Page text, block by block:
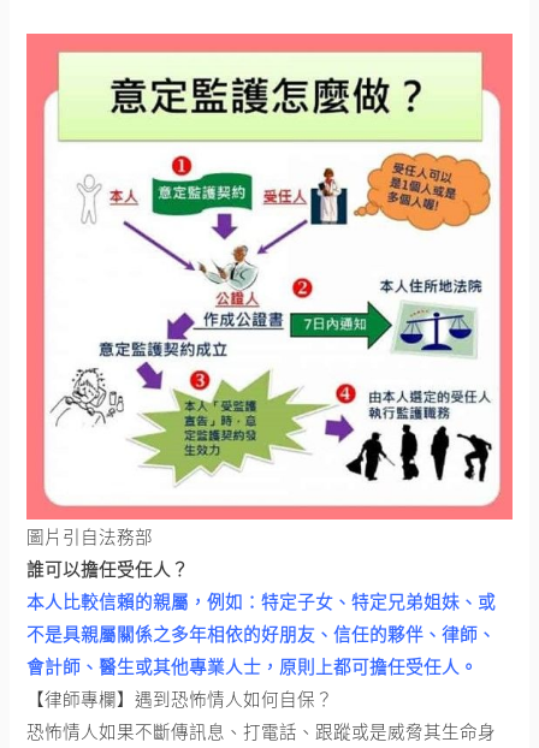
圖片引自法務部
誰可以擔任受任人？
本人比較信賴的親屬，例如：特定子女、特定兄弟姐妹、或
不是具親屬關係之多年相依的好朋友、信任的夥伴、律師、
會計師、醫生或其他專業人士，原則上都可擔任受任人。
【律師專欄】遇到恐怖情人如何自保？
恐怖情人如果不斷傳訊息、打電話、跟蹤或是威脅其生命身